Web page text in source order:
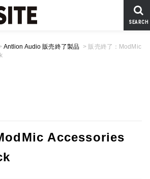
SEARCH
Antlion Audio 販売終了製品 > 販売終了：ModMic
Accessories